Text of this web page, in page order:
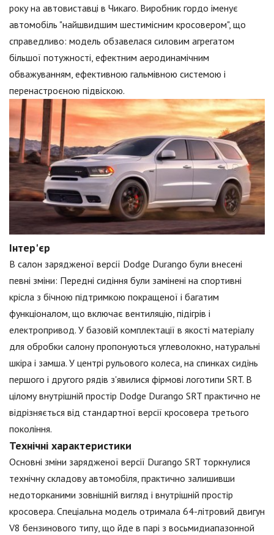
року на автовиставці в Чикаго. Виробник гордо іменує
автомобіль "найшвидшим шестимісним кросовером", що
справедливо: модель обзавелася силовим агрегатом
більшої потужності, ефектним аеродинамічним
обважуванням, ефективною гальмівною системою і
перенастроєною підвіскою.
Інтер'єр
В салон зарядженої версії Dodge Durango були внесені
певні зміни: Передні сидіння були замінені на спортивні
крісла з бічною підтримкою покращеної і багатим
функціоналом, що включає вентиляцію, підігрів і
електропривод. У базовій комплектації в якості матеріалу
для обробки салону пропонуються углеволокно, натуральні
шкіра і замша. У центрі рульового колеса, на спинках сидінь
першого і другого рядів з'явилися фірмові логотипи SRT. В
цілому внутрішній простір Dodge Durango SRT практично не
відрізняється від стандартної версії кросовера третього
покоління.
Технічні характеристики
Основні зміни зарядженої версії Durango SRT торкнулися
технічну складову автомобіля, практично залишивши
недоторканими зовнішній вигляд і внутрішній простір
кросовера. Спеціальна модель отримала 64-літровий двигун
V8 бензинового типу, що йде в парі з восьмидиапазонной